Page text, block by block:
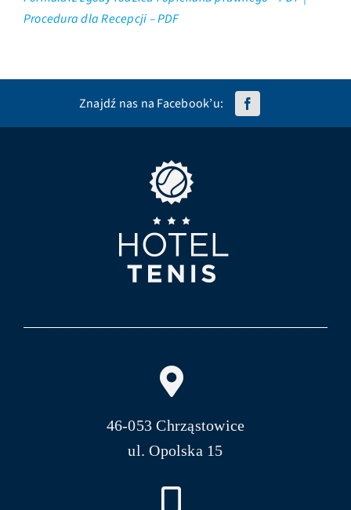
Procedura dla Recepcji – PDF
Znajdź nas na Facebook’u:
46-053 Chrząstowice
ul. Opolska 15